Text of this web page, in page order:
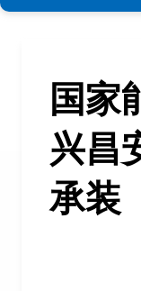
国家
兴昌
承装